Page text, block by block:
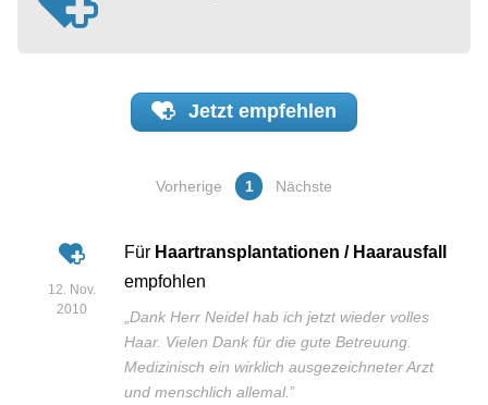
Jetzt empfehlen
Vorherige 1 Nächste
12. Nov.
2010
Für Haartransplantationen / Haarausfall
empfohlen
Dank Herr Neidel hab ich jetzt wieder volles
Haar. Vielen Dank für die gute Betreuung.
Medizinisch ein wirklich ausgezeichneter Arzt
und menschlich allemal.”